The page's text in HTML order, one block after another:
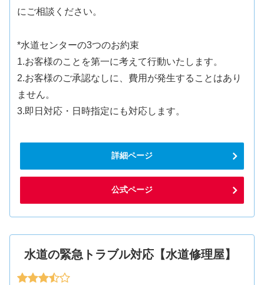
にご相談ください。
*水道センターの3つのお約束
1.お客様のことを第一に考えて行動いたします。
2.お客様のご承認なしに、費用が発生することはあり
ません。
3.即日対応・日時指定にも対応します。
詳細ページ
公式ページ
水道の緊急トラブル対応【水道修理屋】